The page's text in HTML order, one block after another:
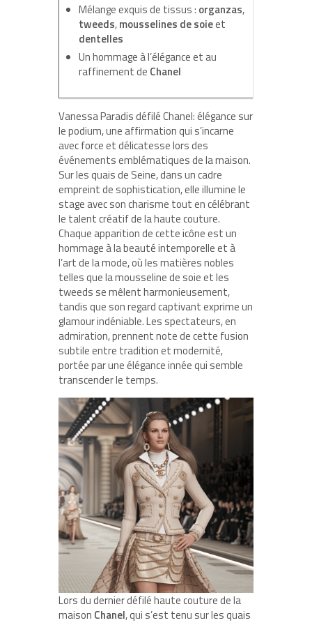
Mélange exquis de tissus : organzas,
tweeds,mousselines de soieet
dentelles
Un hommage à l’élégance et au
raffinement de Chanel
Vanessa Paradis défilé Chanel: élégance sur
le podium, une affirmation qui s’incarne
avec force et délicatesse lors des
événements emblématiques de la maison.
Sur les quais de Seine, dans un cadre
empreint de sophistication, elle illumine le
stage avec son charisme tout en célébrant
le talent créatif de la haute couture.
Chaque apparition de cette icône est un
hommage à la beauté intemporelle et à
l’art de la mode, où les matières nobles
telles que la mousseline de soie et les
tweeds se mêlent harmonieusement,
tandis que son regard captivant exprime un
glamour indéniable. Les spectateurs, en
admiration, prennent note de cette fusion
subtile entre tradition et modernité,
portée par une élégance innée qui semble
transcender le temps.
Lors du dernier défilé haute couture de la
maison Chanel, qui s’est tenu sur les quais